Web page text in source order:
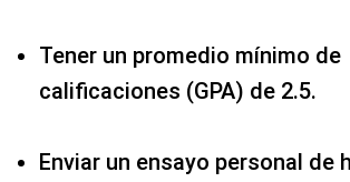
Tener un promedio mínimo de
calificaciones (GPA) de 2.5.
Enviar un ensayo personal de